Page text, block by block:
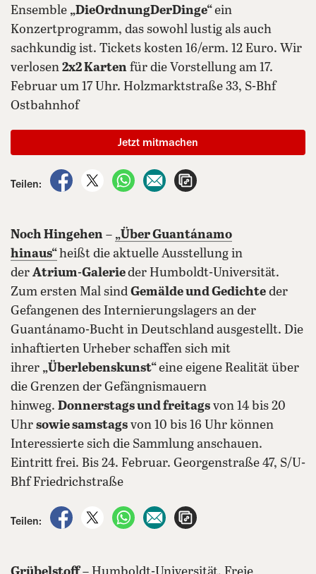
Ensemble „DieOrdnungDerDinge“ein
Konzertprogramm, das sowohl lustig als auch
sachkundig ist. Tickets kosten 16/erm. 12 Euro. Wir
verlosen 2x2 Karten für die Vorstellung am 17.
Februar um 17 Uhr. Holzmarktstraße 33, S-Bhf
Ostbahnhof
Teilen:
auf Facebook teilen
auf X teilenper WhatsApp teilen
per E-Mail teilen
Jetzt mitmachen
Noch Hingehen – „Über Guantánamo
hinaus“heißt die aktuelle Ausstellung in
der Atrium-Galerieder Humboldt-Universität.
Zum ersten Mal sind Gemälde und Gedichte der
Gefangenen des Internierungslagers an der
Guantánamo-Bucht in Deutschland ausgestellt. Die
inhaftierten Urheber schaffen sich mit
ihrer „Überlebenskunst“eine eigene Realität über
die Grenzen der Gefängnismauern
hinweg. Donnerstags und freitags von 14 bis 20
Uhr sowie samstags von 10 bis 16 Uhr können
Interessierte sich die Sammlung anschauen.
Eintritt frei. Bis 24. Februar. Georgenstraße 47, S/U-
Bhf Friedrichstraße
Teilen:
auf Facebook teilen
auf X teilenper WhatsApp teilen
per E-Mail teilen